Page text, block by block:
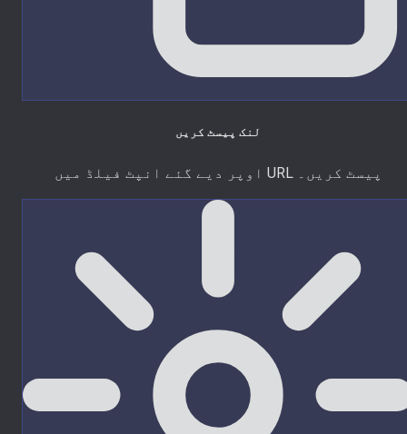
لنک پیسٹ کریں
اوپر دیے گئے انپٹ فیلڈ میں URL پیسٹ کریں۔